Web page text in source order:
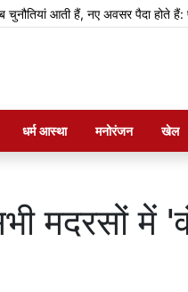
हैं, नए अवसर पैदा होते हैं: प्रधानमंत्री
धर्म आस्था मनोरंजन खेल
मदरसों में